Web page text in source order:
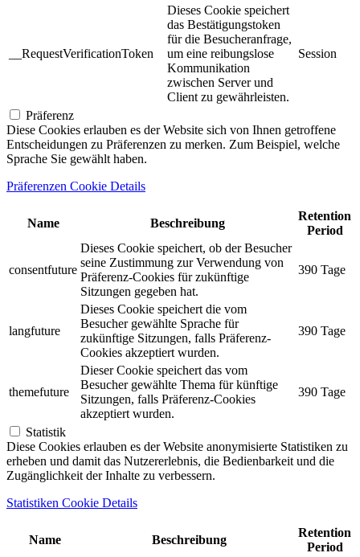
__RequestVerificationToken
Dieses Cookie speichert
das Bestätigungstoken
für die Besucheranfrage,
um eine reibungslose
Kommunikation
zwischen Server und
Client zu gewährleisten.
Session
Präferenz
Diese Cookies erlauben es der Website sich von Ihnen getroffene
Entscheidungen zu Präferenzen zu merken. Zum Beispiel, welche
Sprache Sie gewählt haben.
Präferenzen Cookie Details
Name Beschreibung
Retention
Period
consentfuture
Dieses Cookie speichert, ob der Besucher
seine Zustimmung zur Verwendung von
Präferenz-Cookies für zukünftige
Sitzungen gegeben hat.
390 Tage
langfuture
Dieses Cookie speichert die vom
Besucher gewählte Sprache für
zukünftige Sitzungen, falls Präferenz-
Cookies akzeptiert wurden.
390 Tage
themefuture
Dieser Cookie speichert das vom
Besucher gewählte Thema für künftige
Sitzungen, falls Präferenz-Cookies
akzeptiert wurden.
390 Tage
Statistik
Diese Cookies erlauben es der Website anonymisierte Statistiken zu
erheben und damit das Nutzererlebnis, die Bedienbarkeit und die
Zugänglichkeit der Inhalte zu verbessern.
Statistiken Cookie Details
Name Beschreibung
Retention
Period